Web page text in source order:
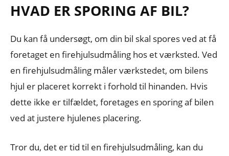
HVAD ER SPORING AF BIL?
Du kan få undersøgt, om din bil skal spores ved at få
foretaget en firehjulsudmåling hos et værksted. Ved
en firehjulsudmåling måler værkstedet, om bilens
hjul er placeret korrekt i forhold til hinanden. Hvis
dette ikke er tilfældet, foretages en sporing af bilen
ved at justere hjulenes placering.
Tror du, det er tid til en firehjulsudmåling, kan du